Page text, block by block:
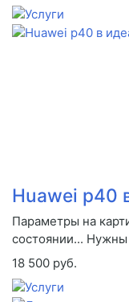
Huawei p40
Параметры на
состоянии...
18 500 руб.